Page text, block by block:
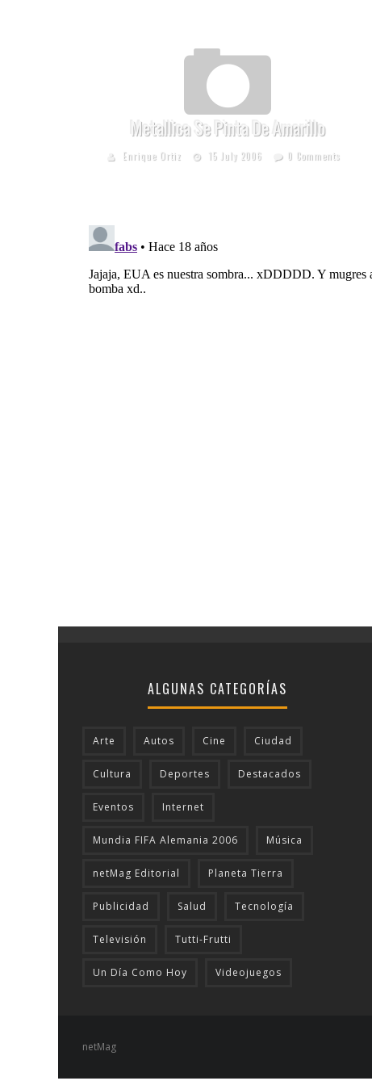
Metallica Se Pinta De Amarillo
Enrique Ortiz 15 July 2006 0 Comments
ALGUNAS CATEGORÍAS
Arte Autos Cine Ciudad
Cultura Deportes Destacados
Eventos Internet
Mundia FIFA Alemania 2006 Música
netMag Editorial Planeta Tierra
Publicidad Salud Tecnologí­a
Televisión Tutti-Frutti
Un Día Como Hoy Videojuegos
netMag